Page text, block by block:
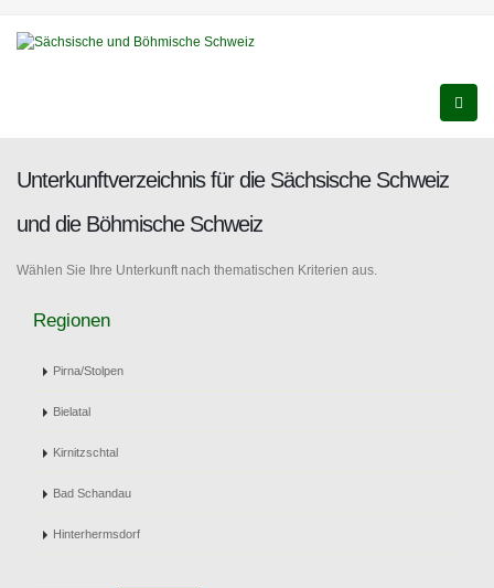
Unterkunftverzeichnis für die Sächsische Schweiz
und die Böhmische Schweiz
Wählen Sie Ihre Unterkunft nach thematischen Kriterien aus.
Regionen
Pirna/Stolpen
Bielatal
Kirnitzschtal
Bad Schandau
Hinterhermsdorf